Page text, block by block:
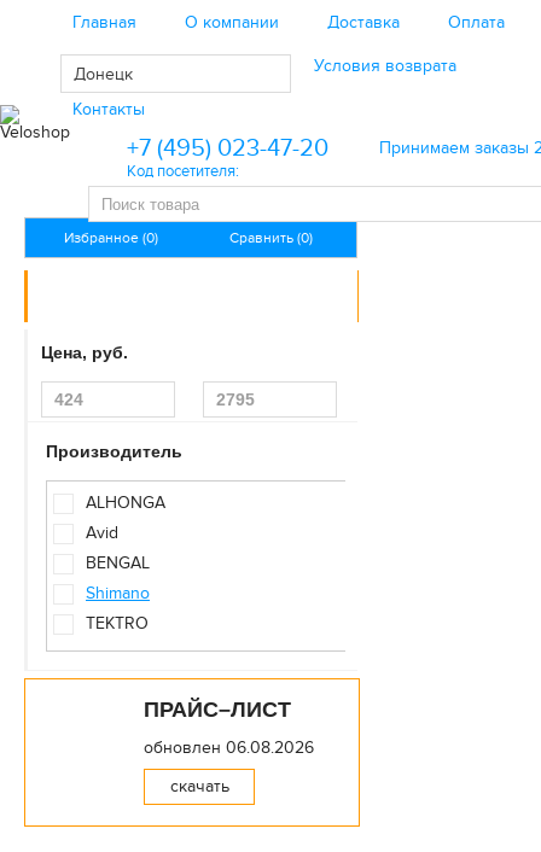
Главная О компании Доставка Оплата
Региональным клиентам Условия возврата
Контакты
Донецк
+7 (495) 023-47-20
Код посетителя:
Принимаем заказы
Избранное (0) Сравнить (0)
Велосипеды
Велоаксессуары
Велоэкипировка
Инструменты
Скейтборды
Самокаты
Батуты
Гироскутеры
Цена, руб.
Производитель
ALHONGA
Avid
BENGAL
Shimano
TEKTRO
ПРАЙС–ЛИСТ
обновлен 06.08.2026
скачать